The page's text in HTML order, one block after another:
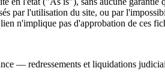
par l'utilisation du site, ou par
n'implique pas d'approbation de ces
— redressements et liquidations